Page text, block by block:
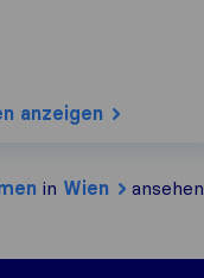
anzeigen
in Wien ansehen